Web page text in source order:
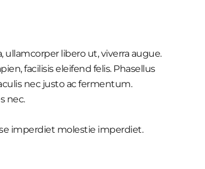
libero ut, viverra augue.
facilisis eleifend felis. Phasellus
nec justo ac fermentum.
nec.
imperdiet molestie imperdiet.